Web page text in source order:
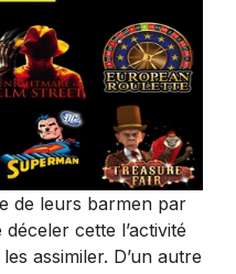
de leurs barmen par
cette l’activité
assimiler. D’un autre